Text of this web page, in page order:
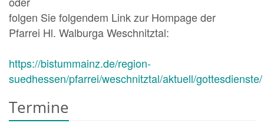
folgen Sie folgendem Link zur Hompage der
Pfarrei Hl. Walburga Weschnitztal:
https://bistummainz.de/region-
suedhessen/pfarrei/weschnitztal/aktuell/
Termine